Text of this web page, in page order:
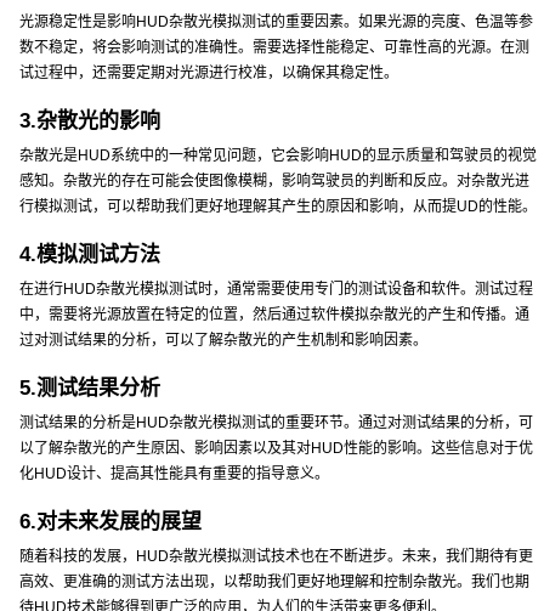
光源稳定性是影响HUD杂散光模拟测试的重要因素。如果光源的亮度、色温等参
数不稳定，将会影响测试的准确性。需要选择性能稳定、可靠性高的光源。在测
试过程中，还需要定期对光源进行校准，以确保其稳定性。
3.杂散光的影响
杂散光是HUD系统中的一种常见问题，它会影响HUD的显示质量和驾驶员的视觉
感知。杂散光的存在可能会使图像模糊，影响驾驶员的判断和反应。对杂散光进
行模拟测试，可以帮助我们更好地理解其产生的原因和影响，从而提UD的性能。
4.模拟测试方法
在进行HUD杂散光模拟测试时，通常需要使用专门的测试设备和软件。测试过程
中，需要将光源放置在特定的位置，然后通过软件模拟杂散光的产生和传播。通
过对测试结果的分析，可以了解杂散光的产生机制和影响因素。
5.测试结果分析
测试结果的分析是HUD杂散光模拟测试的重要环节。通过对测试结果的分析，可
以了解杂散光的产生原因、影响因素以及其对HUD性能的影响。这些信息对于优
化HUD设计、提高其性能具有重要的指导意义。
6.对未来发展的展望
随着科技的发展，HUD杂散光模拟测试技术也在不断进步。未来，我们期待有更
高效、更准确的测试方法出现，以帮助我们更好地理解和控制杂散光。我们也期
待HUD技术能够得到更广泛的应用，为人们的生活带来更多便利。